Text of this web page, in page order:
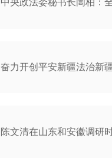
中央政法委秘书长訚柏：
奋力开创平安新疆法治新
陈文清在山东和安徽调研